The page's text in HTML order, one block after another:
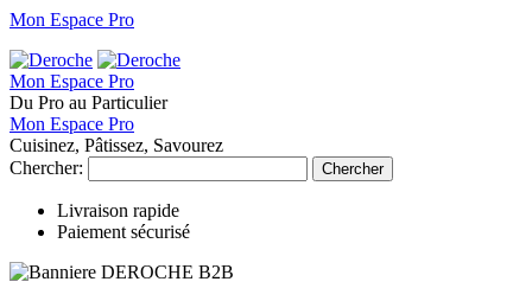
Mon Espace Pro
Mon Espace Pro
Du Pro au Particulier
Mon Espace Pro
Cuisinez, Pâtissez, Savourez
Chercher:
Chercher
Livraison rapide
Paiement sécurisé